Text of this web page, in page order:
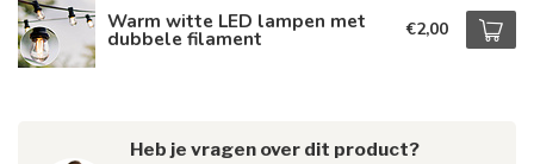
Warm witte LED lampen met
dubbele filament €2,00
Heb je vragen over dit product?